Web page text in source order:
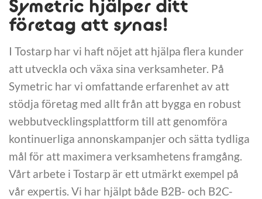
Symetric hjälper ditt
företag att synas!
I Tostarp har vi haft nöjet att hjälpa flera kunder
att utveckla och växa sina verksamheter. På
Symetric har vi omfattande erfarenhet av att
stödja företag med allt från att bygga en robust
webbutvecklingsplattform till att genomföra
kontinuerliga annonskampanjer och sätta tydliga
mål för att maximera verksamhetens framgång.
Vårt arbete i Tostarp är ett utmärkt exempel på
vår expertis. Vi har hjälpt både B2B- och B2C-